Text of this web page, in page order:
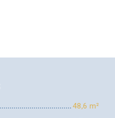
48,6 m²